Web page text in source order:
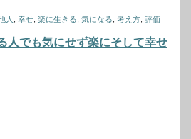
人 幸せ 楽に生きる 気になる 考え方 評価
人でも気にせず楽にそして幸せ